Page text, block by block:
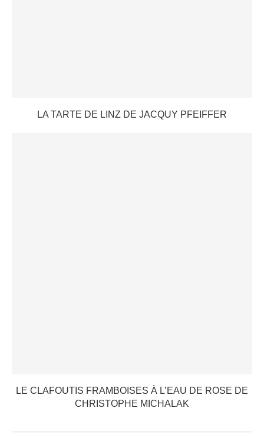
LA TARTE DE LINZ DE JACQUY PFEIFFER
LE CLAFOUTIS FRAMBOISES À L’EAU DE ROSE DE
CHRISTOPHE MICHALAK